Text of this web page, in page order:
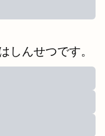
しんせつです。